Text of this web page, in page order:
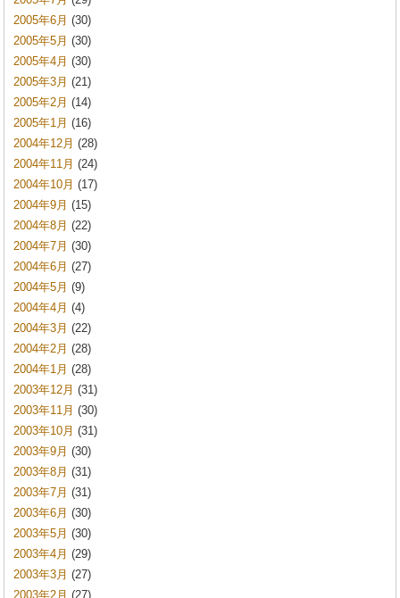
2005年6月 (30)
2005年5月 (30)
2005年4月 (30)
2005年3月 (21)
2005年2月 (14)
2005年1月 (16)
2004年12月 (28)
2004年11月 (24)
2004年10月 (17)
2004年9月 (15)
2004年8月 (22)
2004年7月 (30)
2004年6月 (27)
2004年5月 (9)
2004年4月 (4)
2004年3月 (22)
2004年2月 (28)
2004年1月 (28)
2003年12月 (31)
2003年11月 (30)
2003年10月 (31)
2003年9月 (30)
2003年8月 (31)
2003年7月 (31)
2003年6月 (30)
2003年5月 (30)
2003年4月 (29)
2003年3月 (27)
2003年2月 (27)